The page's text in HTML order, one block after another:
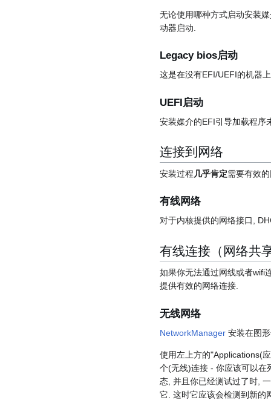
无论使用哪种方式启动安装
动器启动.
Legacy bios启动
这是在没有EFI/UEFI的机器
UEFI启动
安装媒介的EFI引导加载程序
连接到网络
安装过程 几乎肯定需要有效
有线网络
对于内核提供的网络接口,
有线连接（网络共
如果你无法通过网线或者wifi
提供有效的网络连接.
无线网络
NetworkManager 安装在图
使用左上方的"Applications(
个(无线)连接 - 你应该可以在
态, 并且你已经测试过了时,
它. 这时它应该会检测到新的